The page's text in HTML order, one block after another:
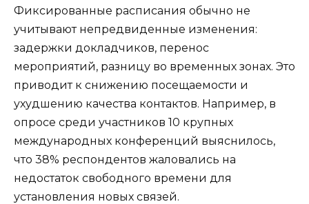
Фиксированные расписания обычно не
учитывают непредвиденные изменения:
задержки докладчиков, перенос
мероприятий, разницу во временных зонах. Это
приводит к снижению посещаемости и
ухудшению качества контактов. Например, в
опросе среди участников 10 крупных
международных конференций выяснилось,
что 38% респондентов жаловались на
недостаток свободного времени для
установления новых связей.